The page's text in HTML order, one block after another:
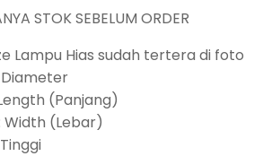
STOK SEBELUM ORDER
Lampu Hias sudah tertera di foto
Diameter
(Panjang)
Width (Lebar)